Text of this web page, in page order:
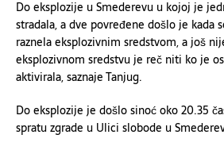
Do eksplozije u Smederevu u kojoj je
stradala, a dve povređene došlo je kada
raznela eksplozivnim sredstvom, a još
eksplozivnom sredstvu je reč niti ko je
aktivirala, saznaje Tanjug.
Do eksplozije je došlo sinoć oko 20.35
spratu zgrade u Ulici slobode u